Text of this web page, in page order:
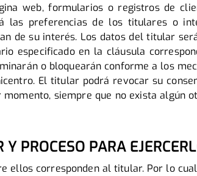
web, formularios o registros de
las preferencias de los titulares o
de su interés. Los datos del titular
especificado en la cláusula
o bloquearán conforme a los
El titular podrá revocar su
siempre que no exista algún
PROCESO PARA
ellos corresponden al titular. Por lo